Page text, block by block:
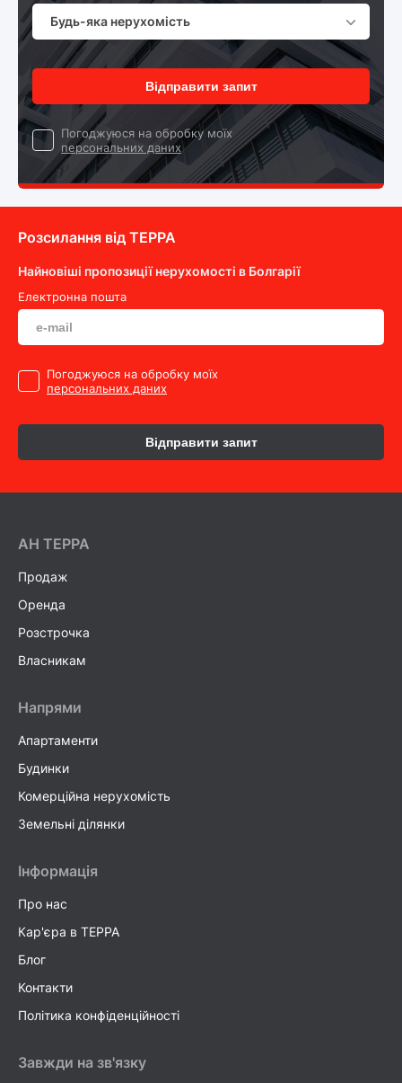
Будь-яка нерухомість
Відправити запит
Погоджуюся на обробку моїх
персональних даних
Розсилання від ТEPPA
Найновіші пропозиції нерухомості в Болгарії
Електронна пошта
Погоджуюся на обробку моїх
персональних даних
Відправити запит
AH ТEPPA
Продаж
Оренда
Розстрочка
Власникам
Напрями
Апартаменти
Будинки
Комерційна нерухомість
Земельні ділянки
Інформація
Про нас
Кар'єра в TEPPA
Блог
Контакти
Політика конфіденційності
Завжди на зв'язку